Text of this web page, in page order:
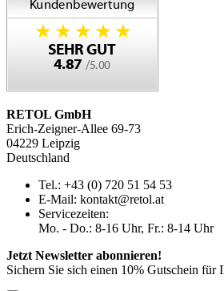
RETOL GmbH
Erich-Zeigner-Allee 69-73
04229 Leipzig
Deutschland
Tel.: +43 (0) 720 51 54 53
E-Mail: kontakt@retol.at
Servicezeiten:
Mo. - Do.: 8-16 Uhr, Fr.: 8-14 Uhr
Jetzt Newsletter abonnieren!
Sichern Sie sich einen 10% Gutschein für